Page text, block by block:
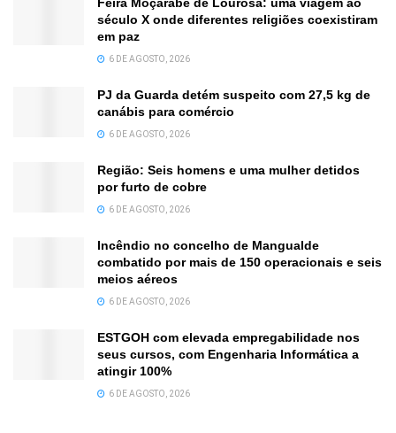
século X onde diferentes religiões coexistiram
em paz
6 DE AGOSTO, 2026
PJ da Guarda detém suspeito com 27,5 kg de
canábis para comércio
6 DE AGOSTO, 2026
Região: Seis homens e uma mulher detidos
por furto de cobre
6 DE AGOSTO, 2026
Incêndio no concelho de Mangualde
combatido por mais de 150 operacionais e seis
meios aéreos
6 DE AGOSTO, 2026
ESTGOH com elevada empregabilidade nos
seus cursos, com Engenharia Informática a
atingir 100%
6 DE AGOSTO, 2026